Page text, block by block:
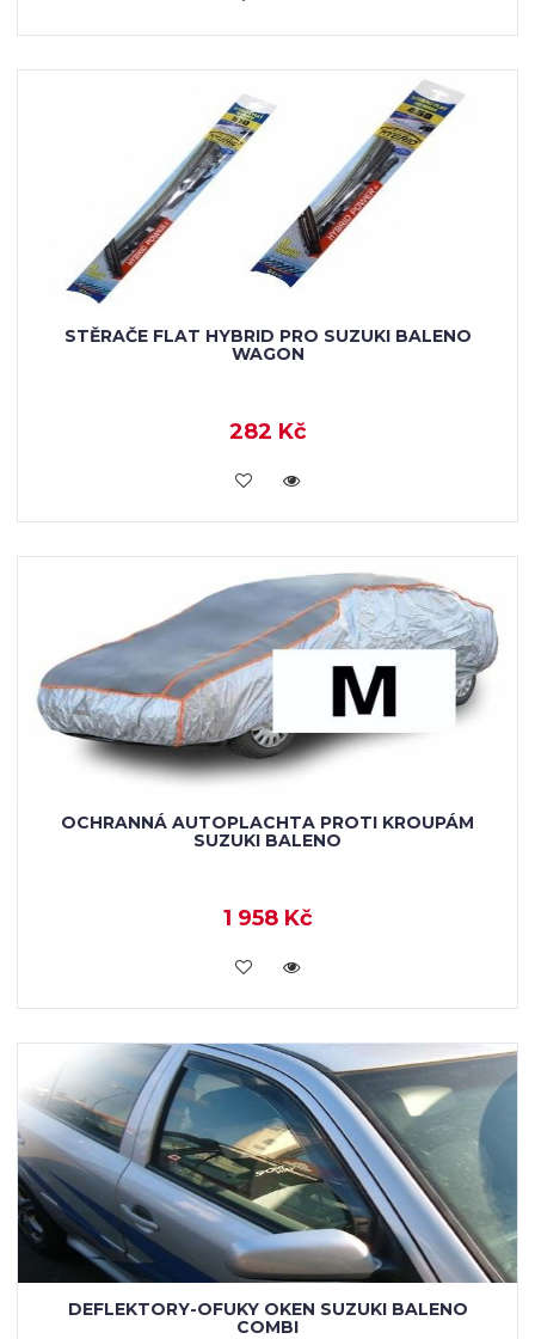
STĚRAČE FLAT HYBRID PRO SUZUKI BALENO
WAGON
282 Kč
KOUPIT
OCHRANNÁ AUTOPLACHTA PROTI KROUPÁM
SUZUKI BALENO
1 958 Kč
KOUPIT
DEFLEKTORY-OFUKY OKEN SUZUKI BALENO
COMBI